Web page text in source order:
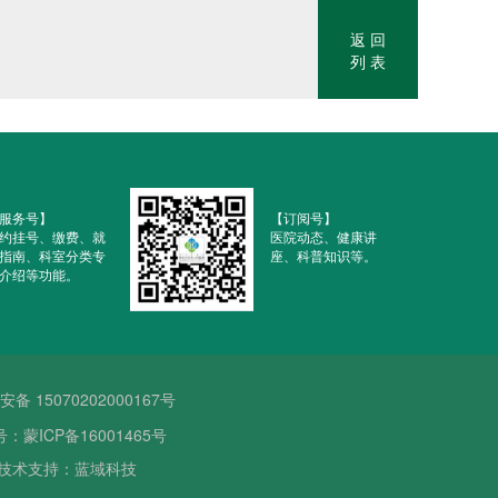
返 回
列 表
服务号】
挂号、缴费、就
南、科室分类专
绍等功能。
【订阅号】
医院动态、健康讲
座、科普知识等。
备 15070202000167号
：蒙ICP备16001465号
术支持：蓝域科技